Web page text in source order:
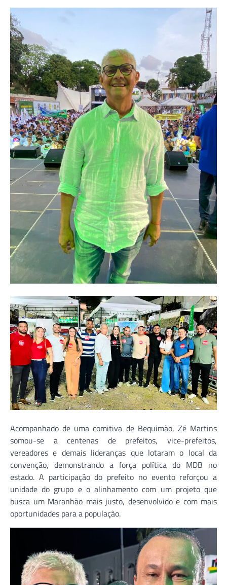
Acompanhado de uma comitiva de Bequimão, Zé Martins
somou-se a centenas de prefeitos, vice-prefeitos,
vereadores e demais lideranças que lotaram o local da
convenção, demonstrando a força política do MDB no
estado. A participação do prefeito no evento reforçou a
unidade do grupo e o alinhamento com um projeto que
busca um Maranhão mais justo, desenvolvido e com mais
oportunidades para a população.